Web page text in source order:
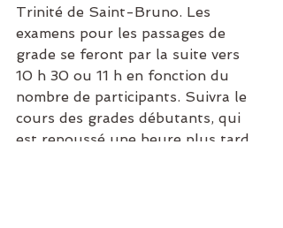
Trinité de Saint-Bruno. Les
examens pour les passages de
grade se feront par la suite vers
10 h 30 ou 11 h en fonction du
nombre de participants. Suivra le
cours des grades débutants, qui
est repoussé une heure plus tard,